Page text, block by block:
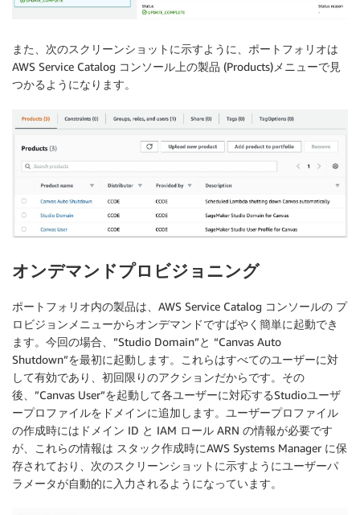
また、次のスクリーンショットに示すように、ポートフォリオは
AWS Service Catalog コンソール上の製品 (Products)メニューで見
つかるようになります。
オンデマンドプロビジョニング
ポートフォリオ内の製品は、AWS Service Catalog コンソールの プ
ロビジョン メニューからオンデマンドですばやく簡単に起動でき
ます。今回の場合、”Studio Domain”と “Canvas Auto
Shutdown”を最初に起動します。これらはすべてのユーザーに対
して有効であり、初回限りのアクションだからです。その
後、”Canvas User”を起動して各ユーザーに対応するStudioユーザ
ープロファイルをドメインに追加します。ユーザープロファイル
の作成時にはドメイン ID と IAM ロール ARN の情報が必要です
が、これらの情報は スタック作成時にAWS Systems Manager に保
存されており、次のスクリーンショットに示すようにユーザーパ
ラメータが自動的に入力されるようになっています。